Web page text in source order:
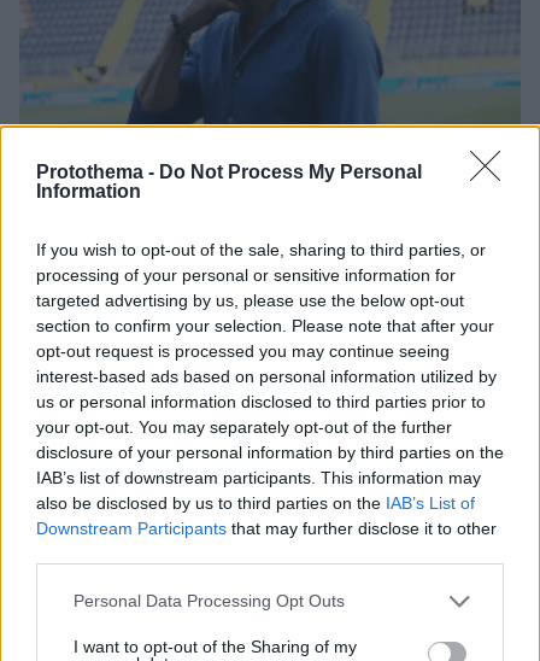
Protothema - Do Not Process My Personal
Information
If you wish to opt-out of the sale, sharing to third parties, or
processing of your personal or sensitive information for
targeted advertising by us, please use the below opt-out
section to confirm your selection. Please note that after your
opt-out request is processed you may continue seeing
interest-based ads based on personal information utilized by
us or personal information disclosed to third parties prior to
your opt-out. You may separately opt-out of the further
disclosure of your personal information by third parties on the
IAB’s list of downstream participants. This information may
also be disclosed by us to third parties on the IAB’s List of
Downstream Participants that may further disclose it to other
Please note that this website/app uses one or more Google
not limited to your visit or usage behaviour. You may click to
Personal Data Processing Opt Outs
I want to opt-out of the Sharing of my
Παναθηναϊκός: Τέλος ο Νταμπίζας από τεχνικός
διευθυντής
Ο Παναθηναϊκός ανακοίνωσε την λύση της
συνεργασίας με τον μέχρι πρότινος τεχνικό
διευθυντή της ομάδας, Νίκο Νταμπίζα
18.10.2019, 17:39 2